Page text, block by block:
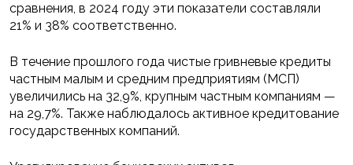
сравнения, в 2024 году эти показатели составляли
21% и 38% соответственно.
В течение прошлого года чистые гривневые кредиты
частным малым и средним предприятиям (МСП)
увеличились на 32,9%, крупным частным компаниям —
на 29,7%. Также наблюдалось активное кредитование
государственных компаний.